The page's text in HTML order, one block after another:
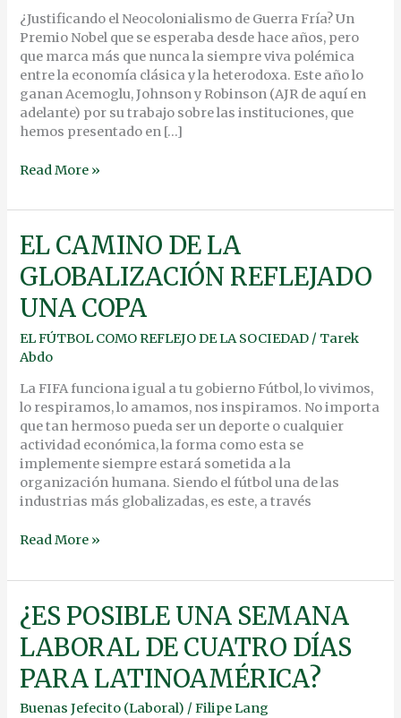
¿Justificando el Neocolonialismo de Guerra Fría? Un
Premio Nobel que se esperaba desde hace años, pero
que marca más que nunca la siempre viva polémica
entre la economía clásica y la heterodoxa. Este año lo
ganan Acemoglu, Johnson y Robinson (AJR de aquí en
adelante) por su trabajo sobre las instituciones, que
hemos presentado en […]
EL
LENTE
DEL
NORTE
Read More »
EL CAMINO DE LA
GLOBALIZACIÓN REFLEJADO
UNA COPA
EL FÚTBOL COMO REFLEJO DE LA SOCIEDAD / Tarek
Abdo
La FIFA funciona igual a tu gobierno Fútbol, lo vivimos,
lo respiramos, lo amamos, nos inspiramos. No importa
que tan hermoso pueda ser un deporte o cualquier
actividad económica, la forma como esta se
implemente siempre estará sometida a la
organización humana. Siendo el fútbol una de las
industrias más globalizadas, es este, a través
EL
CAMINO
DE
LA
GLOBALIZACIÓN
REFLEJADO
UNA
Read More »
¿ES POSIBLE UNA SEMANA
LABORAL DE CUATRO DÍAS
PARA LATINOAMÉRICA?
Buenas Jefecito (Laboral) /Filipe Lang
¿ES
POSIBLE
UNA
SEMANA
LABORAL
DE